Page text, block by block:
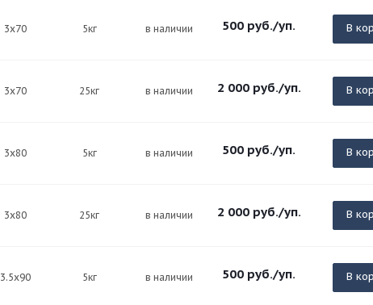
3х70 5кг в наличии 500 руб./уп. В
3х70 25кг в наличии 2 000руб./уп. В
3х80 5кг в наличии 500 руб./уп. В
3х80 25кг в наличии 2 000руб./уп. В
3.5х90 5кг в наличии 500 руб./уп. В